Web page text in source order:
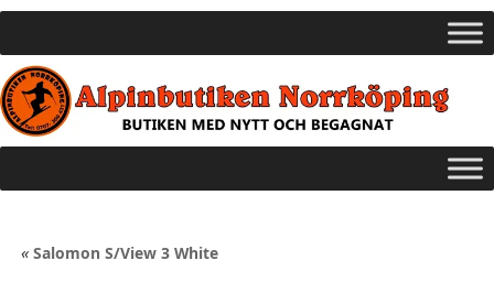
«Salomon S/View 3 White